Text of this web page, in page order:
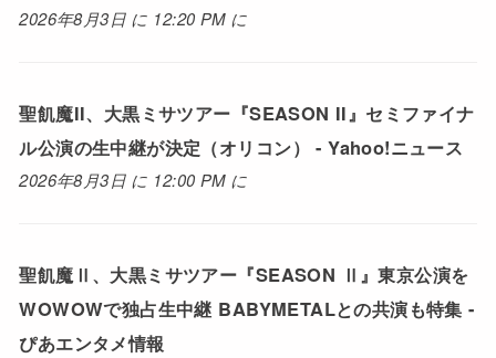
2026年8月3日 に 12:20 PM に
聖飢魔II、大黒ミサツアー『SEASON II』セミファイナ
ル公演の生中継が決定（オリコン） - Yahoo!ニュース
2026年8月3日 に 12:00 PM に
聖飢魔Ⅱ、大黒ミサツアー『SEASON Ⅱ』東京公演を
WOWOWで独占生中継 BABYMETALとの共演も特集 -
ぴあエンタメ情報